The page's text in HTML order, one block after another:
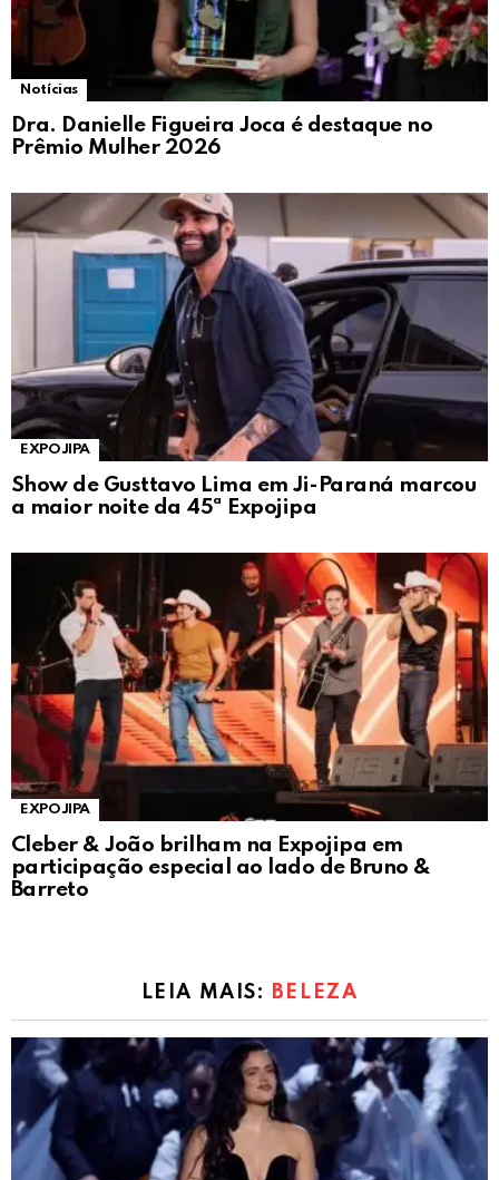
Notícias
Dra. Danielle Figueira Joca é destaque no
Prêmio Mulher 2026
EXPOJIPA
Show de Gusttavo Lima em Ji-Paraná marcou
a maior noite da 45ª Expojipa
EXPOJIPA
Cleber & João brilham na Expojipa em
participação especial ao lado de Bruno &
Barreto
LEIA MAIS: BELEZA